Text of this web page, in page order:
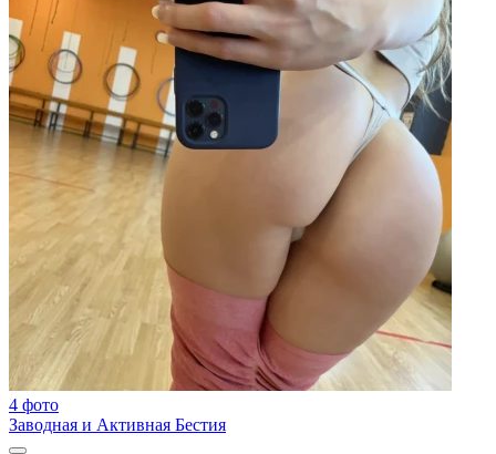
4 фото
Заводная и Активная Бестия